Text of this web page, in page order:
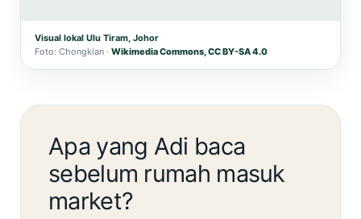
Visual lokal Ulu Tiram, Johor
Foto: Chongkian · Wikimedia Commons, CC BY-SA 4.0
Apa yang Adi baca
sebelum rumah masuk
market?